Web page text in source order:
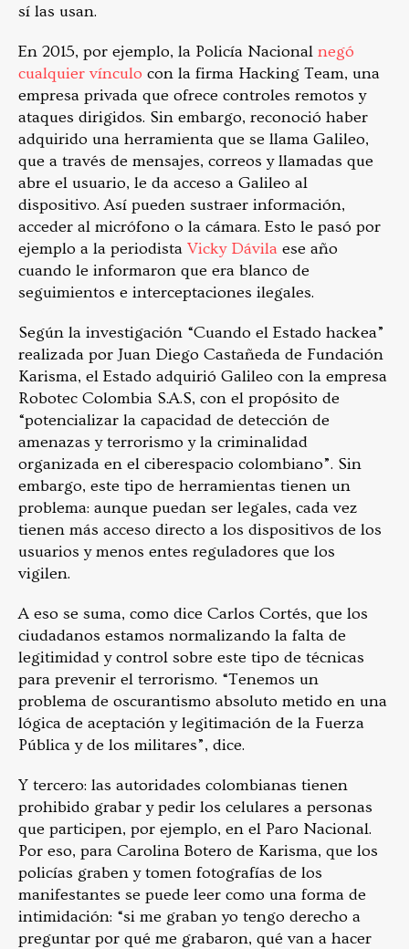
sí las usan.
En 2015, por ejemplo, la Policía Nacional negó
cualquier vínculo con la firma Hacking Team, una
empresa privada que ofrece controles remotos y
ataques dirigidos. Sin embargo, reconoció haber
adquirido una herramienta que se llama Galileo,
que a través de mensajes, correos y llamadas que
abre el usuario, le da acceso a Galileo al
dispositivo. Así pueden sustraer información,
acceder al micrófono o la cámara. Esto le pasó por
ejemplo a la periodista Vicky Dávila ese año
cuando le informaron que era blanco de
seguimientos e interceptaciones ilegales.
Según la investigación “Cuando el Estado hackea”
realizada por Juan Diego Castañeda de Fundación
Karisma, el Estado adquirió Galileo con la empresa
Robotec Colombia S.A.S, con el propósito de
“potencializar la capacidad de detección de
amenazas y terrorismo y la criminalidad
organizada en el ciberespacio colombiano”. Sin
embargo, este tipo de herramientas tienen un
problema: aunque puedan ser legales, cada vez
tienen más acceso directo a los dispositivos de los
usuarios y menos entes reguladores que los
vigilen.
A eso se suma, como dice Carlos Cortés, que los
ciudadanos estamos normalizando la falta de
legitimidad y control sobre este tipo de técnicas
para prevenir el terrorismo. “Tenemos un
problema de oscurantismo absoluto metido en una
lógica de aceptación y legitimación de la Fuerza
Pública y de los militares”, dice.
Y tercero: las autoridades colombianas tienen
prohibido grabar y pedir los celulares a personas
que participen, por ejemplo, en el Paro Nacional.
Por eso, para Carolina Botero de Karisma, que los
policías graben y tomen fotografías de los
manifestantes se puede leer como una forma de
intimidación: “si me graban yo tengo derecho a
preguntar por qué me grabaron, qué van a hacer